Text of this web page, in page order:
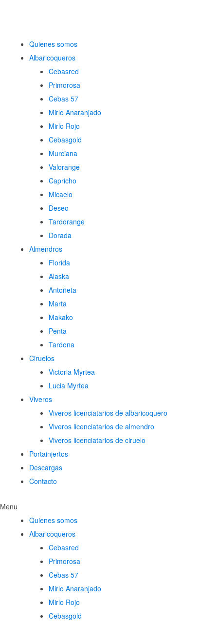
Quienes somos
Albaricoqueros
Cebasred
Primorosa
Cebas 57
Mirlo Anaranjado
Mirlo Rojo
Cebasgold
Murciana
Valorange
Capricho
Micaelo
Deseo
Tardorange
Dorada
Almendros
Florida
Alaska
Antoñeta
Marta
Makako
Penta
Tardona
Ciruelos
Victoria Myrtea
Lucia Myrtea
Viveros
Viveros licenciatarios de albaricoquero​
Viveros licenciatarios de almendro​
Viveros licenciatarios de ciruelo
Portainjertos
Descargas
Contacto
Menu
Quienes somos
Albaricoqueros
Cebasred
Primorosa
Cebas 57
Mirlo Anaranjado
Mirlo Rojo
Cebasgold